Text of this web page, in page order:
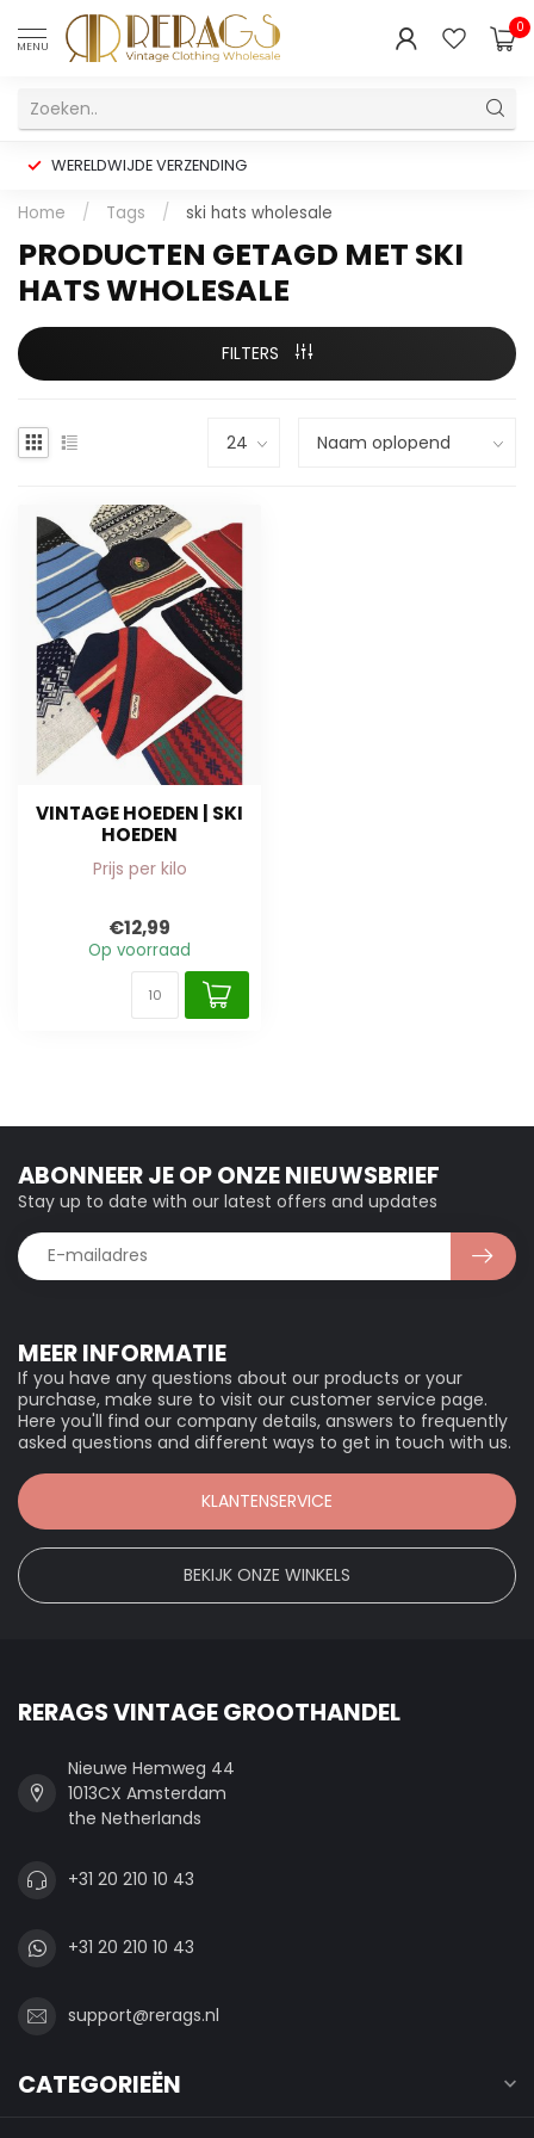
MENU
0
WERELDWIJDE VERZENDING
Home / Tags / ski hats wholesale
PRODUCTEN GETAGD MET SKI
HATS WHOLESALE
FILTERS
VINTAGE HOEDEN | SKI
HOEDEN
Prijs per kilo
€12,99
Op voorraad
MEER INFORMATIE
If you have any questions about our products or your
purchase, make sure to visit our customer service page.
Here you'll find our company details, answers to frequently
asked questions and different ways to get in touch with us.
KLANTENSERVICE
BEKIJK ONZE WINKELS
ABONNEER JE OP ONZE NIEUWSBRIEF
Stay up to date with our latest offers and updates
RERAGS VINTAGE GROOTHANDEL
Nieuwe Hemweg 44
1013CX Amsterdam
the Netherlands
+31 20 210 10 43
+31 20 210 10 43
support@rerags.nl
CATEGORIEËN